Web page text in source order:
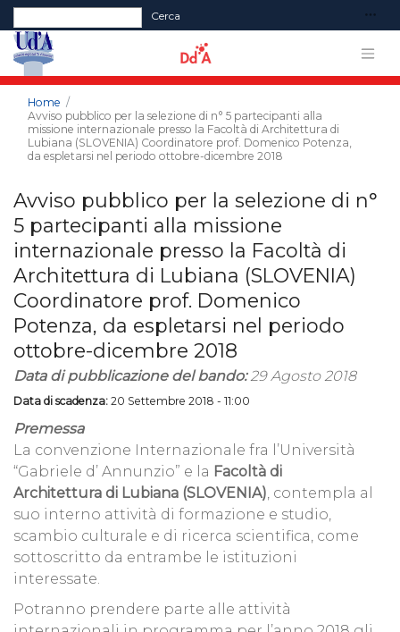
Form di ricerca
Cerca
Home
Avviso pubblico per la selezione di n° 5 partecipanti alla
missione internazionale presso la Facoltà di Architettura di
Lubiana (SLOVENIA) Coordinatore prof. Domenico Potenza,
da espletarsi nel periodo ottobre-dicembre 2018
Avviso pubblico per la selezione di n°
5 partecipanti alla missione
internazionale presso la Facoltà di
Architettura di Lubiana (SLOVENIA)
Coordinatore prof. Domenico
Potenza, da espletarsi nel periodo
ottobre-dicembre 2018
Data di pubblicazione del bando:29 Agosto 2018
Data di scadenza: 20 Settembre 2018 - 11:00
Premessa
La convenzione Internazionale fra l’Università
“Gabriele d’ Annunzio” e la Facoltà di
Architettura di Lubiana (SLOVENIA), contempla al
suo interno attività di formazione e studio,
scambio culturale e di ricerca scientifica, come
sottoscritto da entrambe le istituzioni
interessate.
Potranno prendere parte alle attività